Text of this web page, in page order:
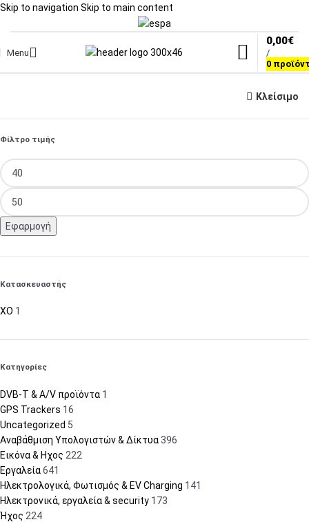
Skip to navigation Skip to main content
Menu
0
/
0,00€
Κλείσιμο
Φίλτρο τιμής
Εφαρμογή
Κατασκευαστής
XO 1
Κατηγορίες
DVB-T & A/V προϊόντα 1
GPS Trackers 16
Uncategorized 5
Αναβάθμιση Υπολογιστών & Δίκτυα 396
Εικόνα & Ηχος 222
Εργαλεία641
Ηλεκτρολογικά, Φωτισμός & EV Charging 141
Ηλεκτρονικά, εργαλεία & security 173
Ήχος 224